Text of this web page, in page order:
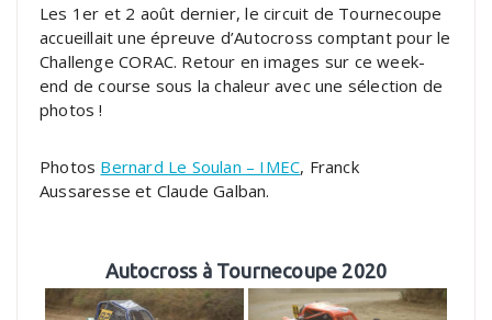
Les 1er et 2 août dernier, le circuit de Tournecoupe
accueillait une épreuve d’Autocross comptant pour le
Challenge CORAC. Retour en images sur ce week-
end de course sous la chaleur avec une sélection de
photos !
Photos Bernard Le Soulan – IMEC, Franck
Aussaresse et Claude Galban.
Autocross à Tournecoupe 2020